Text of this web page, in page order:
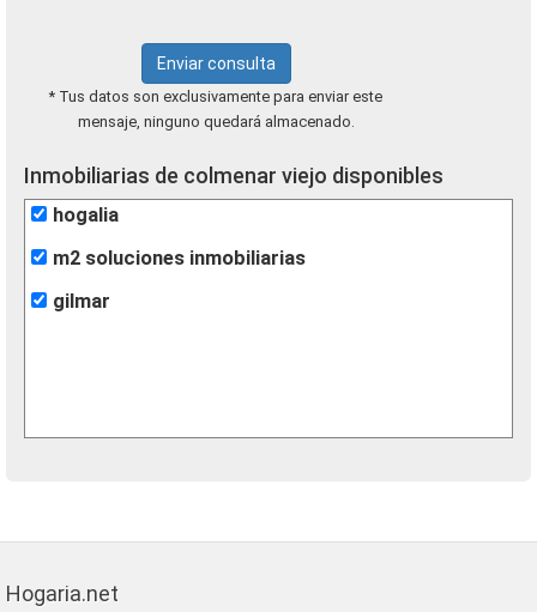
Enviar consulta
* Tus datos son exclusivamente para enviar este
mensaje, ninguno quedará almacenado.
Inmobiliarias de colmenar viejo disponibles
hogalia
m2 soluciones inmobiliarias
gilmar
Hogaria.net